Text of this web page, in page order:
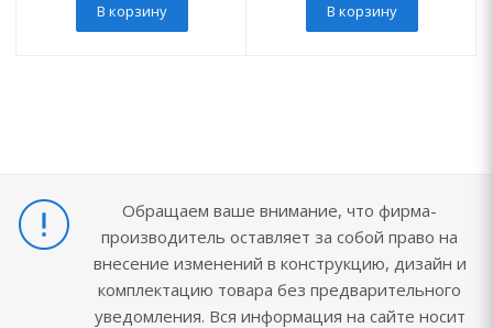
В корзину В корзину
Обращаем ваше внимание, что фирма-
производитель оставляет за собой право на
внесение изменений в конструкцию, дизайн и
комплектацию товара без предварительного
уведомления. Вся информация на сайте носит